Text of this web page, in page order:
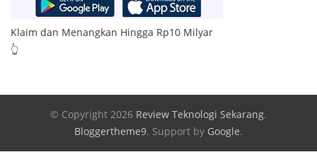
Klaim dan Menangkan Hingga Rp10 Milyar
👆
© Copyright 2026 Review Teknologi Sekarang.
Bloggertheme9. Support by Google.